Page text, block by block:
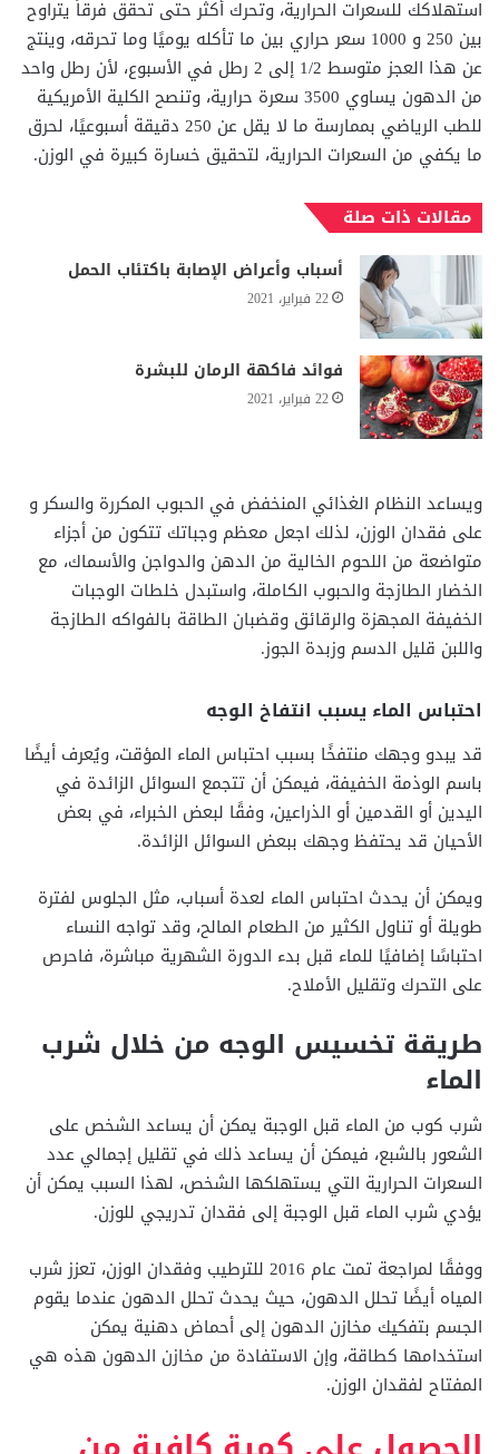
استهلاكك للسعرات الحرارية، وتحرك أكثر حتى تحقق فرقاً يتراوح
بين 250 و 1000 سعر حراري بين ما تأكله يوميًا وما تحرقه، وينتج
عن هذا العجز متوسط ​​1/2 إلى 2 رطل في الأسبوع، لأن رطل واحد
من الدهون يساوي 3500 سعرة حرارية، وتنصح الكلية الأمريكية
للطب الرياضي بممارسة ما لا يقل عن 250 دقيقة أسبوعيًا، لحرق
ما يكفي من السعرات الحرارية، لتحقيق خسارة كبيرة في الوزن.
مقالات ذات صلة
أسباب وأعراض الإصابة باكتئاب الحمل
22 فبراير، 2021
فوائد فاكهة الرمان للبشرة
22 فبراير، 2021
ويساعد النظام الغذائي المنخفض في الحبوب المكررة والسكر و
على فقدان الوزن، لذلك اجعل معظم وجباتك تتكون من أجزاء
متواضعة من اللحوم الخالية من الدهن والدواجن والأسماك، مع
الخضار الطازجة والحبوب الكاملة، واستبدل خلطات الوجبات
الخفيفة المجهزة والرقائق وقضبان الطاقة بالفواكه الطازجة
واللبن قليل الدسم وزبدة الجوز.
احتباس الماء يسبب انتفاخ الوجه
قد يبدو وجهك منتفخًا بسبب احتباس الماء المؤقت، ويُعرف أيضًا
باسم الوذمة الخفيفة، فيمكن أن تتجمع السوائل الزائدة في
اليدين أو القدمين أو الذراعين، وفقًا لبعض الخبراء، في بعض
الأحيان قد يحتفظ وجهك ببعض السوائل الزائدة.
ويمكن أن يحدث احتباس الماء لعدة أسباب، مثل الجلوس لفترة
طويلة أو تناول الكثير من الطعام المالح، وقد تواجه النساء
احتباسًا إضافيًا للماء قبل بدء الدورة الشهرية مباشرة، فاحرص
على التحرك وتقليل الأملاح.
طريقة تخسيس الوجه من خلال شرب
الماء
شرب كوب من الماء قبل الوجبة يمكن أن يساعد الشخص على
الشعور بالشبع، فيمكن أن يساعد ذلك في تقليل إجمالي عدد
السعرات الحرارية التي يستهلكها الشخص، لهذا السبب يمكن أن
يؤدي شرب الماء قبل الوجبة إلى فقدان تدريجي للوزن.
ووفقًا لمراجعة تمت عام 2016 للترطيب وفقدان الوزن، تعزز شرب
المياه أيضًا تحلل الدهون، حيث يحدث تحلل الدهون عندما يقوم
الجسم بتفكيك مخازن الدهون إلى أحماض دهنية يمكن
استخدامها كطاقة، وإن الاستفادة من مخازن الدهون هذه هي
المفتاح لفقدان الوزن.